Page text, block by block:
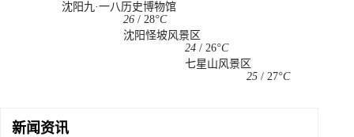
沈阳九·一八历史博物馆
26 / 28°C
沈阳怪坡风景区
24 / 26°C
七星山风景区
25 / 27°C
新闻资讯